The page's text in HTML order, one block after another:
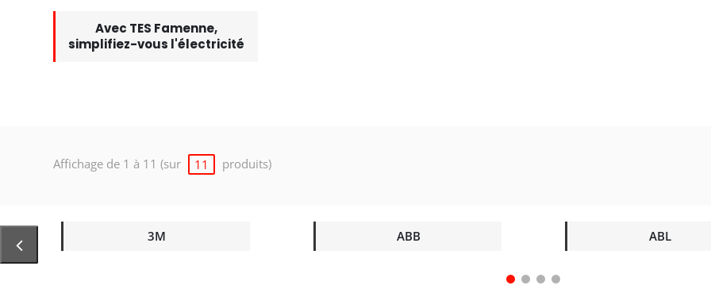
Avec TES Famenne,
simplifiez-vous l'électricité
Affichage de 1 à 11 (sur 11 produits)
3M ABB ABL